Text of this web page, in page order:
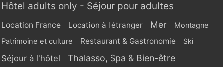
Hôtel adults only - Séjour pour adultes
Location France Location à l'étranger Mer Montagne
Patrimoine et culture Restaurant & Gastronomie Ski
Séjour à l'hôtel Thalasso, Spa & Bien-être